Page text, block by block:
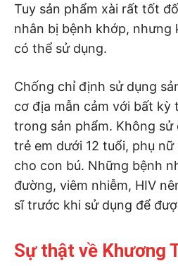
Tuy sản phẩm xài rất tốt
nhân bị bệnh khớp, nhưng
có thể sử dụng.
Chống chỉ định sử dụng
cơ địa mẫn cảm với bất kỳ
trong sản phẩm. Không sử
trẻ em dưới 12 tuổi, phụ
cho con bú. Những bệnh
đường, viêm nhiễm, HIV
sĩ trước khi sử dụng để
Sự thật về Khương